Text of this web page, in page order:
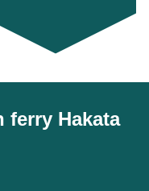
ferry Hakata